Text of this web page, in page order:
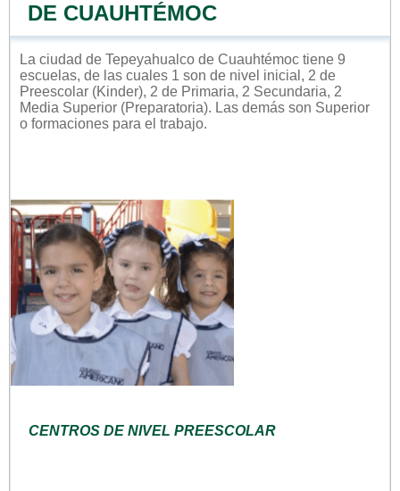
DE CUAUHTÉMOC
La ciudad de Tepeyahualco de Cuauhtémoc tiene 9
escuelas, de las cuales 1 son de nivel inicial, 2 de
Preescolar (Kinder), 2 de Primaria, 2 Secundaria, 2
Media Superior (Preparatoria). Las demás son Superior
o formaciones para el trabajo.
CENTROS DE NIVEL PREESCOLAR